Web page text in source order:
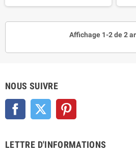
Affichage 1-2 de 2
NOUS SUIVRE
Facebook Twitter
LETTRE D'INFORMATIONS